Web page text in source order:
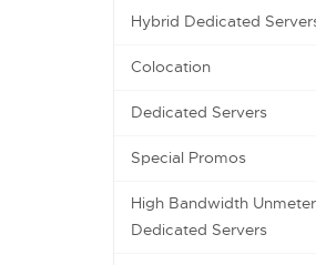
Hybrid Dedicated
Colocation
Dedicated Servers
Special Promos
High Bandwidth
Dedicated Servers